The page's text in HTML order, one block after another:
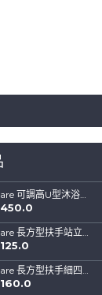
Suncare 可調高U型沐浴椅連可拆背板(特闊坐位)